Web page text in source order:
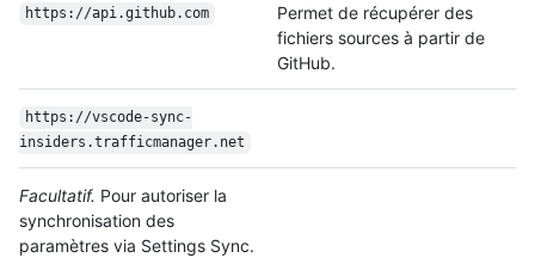
https://api.github.com
Permet de récupérer des
fichiers sources à partir de
GitHub.
https://vscode-sync-
insiders.trafficmanager.net
Facultatif. Pour autoriser la
synchronisation des
paramètres via Settings Sync.